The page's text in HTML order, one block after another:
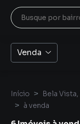
Venda
Início
Bela
à venda